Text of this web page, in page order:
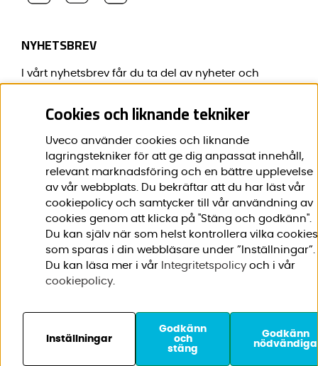
NYHETSBREV
I vårt nyhetsbrev får du ta del av nyheter och
Förnamn:*
© 2020-2026 Uveco AB. Vi
Cookies och liknande tekniker
Uveco använder cookies och liknande
lagringstekniker för att ge dig anpassat innehåll,
relevant marknadsföring och en bättre upplevelse
av vår webbplats. Du bekräftar att du har läst vår
cookiepolicy och samtycker till vår användning av
cookies genom att klicka på "Stäng och godkänn".
Du kan själv när som helst kontrollera vilka cookies
som sparas i din webbläsare under ”Inställningar”.
Du kan läsa mer i vår Integritetspolicy och i vår
cookiepolicy.
Inställningar
Godkänn
och
stäng
Godkänn
nödvändiga